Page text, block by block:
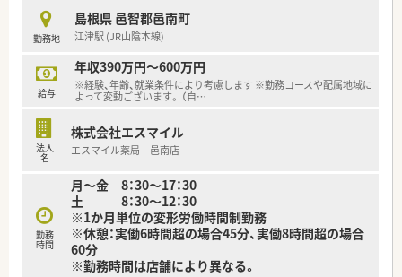
事が可能です。
■急なお休みがあっても、代表含めた経営層の方が応援に快く入
ってくださる環境です。
■どの企業よりも最短で取締役になる事が可能で、自分から手を
挙げれば色んな仕事をする事が可能です。
■新卒採用、中途採用、店舗開発、MA、OTC担当等などの薬剤師
＋αの仕事を学ぶことができ、挑戦することも出来ます。
ますので、地域の薬剤師さんとして活躍できる環境もございま
す。
の社長として活躍している方もいます）モチベーション･積極性
のある方に対して、キャリアポジションは多数ございます。
■シフトに関しては公休日を確定しての働き方になるので、決ま
った曜日がお休みとなりますので、予定も立てやすいシフト組と
なります。 本社一括で全社のシフトを作成しており、1ヶ月前
までにシステム申請することで、スムーズにお休みを取得するこ
勤務地
島根県 邑智郡邑南町
江津駅 (JR山陰本線)
給与
年収390万円～600万円
※経験、年齢、就業条件により考慮します ※勤務コースや配属地域に
よって変動ございます。 （自…
法人
名
株式会社エスマイル
エスマイル薬局 邑南店
勤務
時間
月～金 8：30～17：30
土 8：30～12：30
※1か月単位の変形労働時間制勤務
※休憩：実働6時間超の場合45分、実働8時間超の場合
60分
※勤務時間は店舗により異なる。